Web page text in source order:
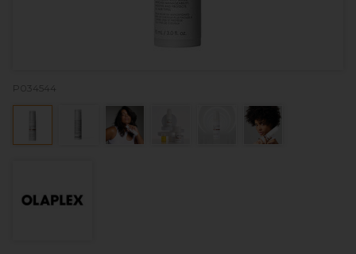
P034544